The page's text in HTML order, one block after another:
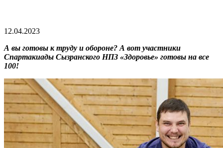
12.04.2023
А вы готовы к труду и обороне? А вот участники
Спартакиады Сызранского НПЗ «Здоровье» готовы на все
100!